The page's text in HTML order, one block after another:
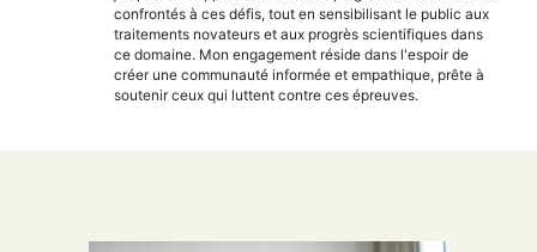
confrontés à ces défis, tout en sensibilisant le public aux
traitements novateurs et aux progrès scientifiques dans
ce domaine. Mon engagement réside dans l'espoir de
créer une communauté informée et empathique, prête à
soutenir ceux qui luttent contre ces épreuves.